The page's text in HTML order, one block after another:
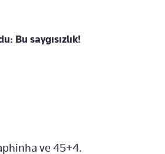
Bu saygısızlık!
ve 45+4.